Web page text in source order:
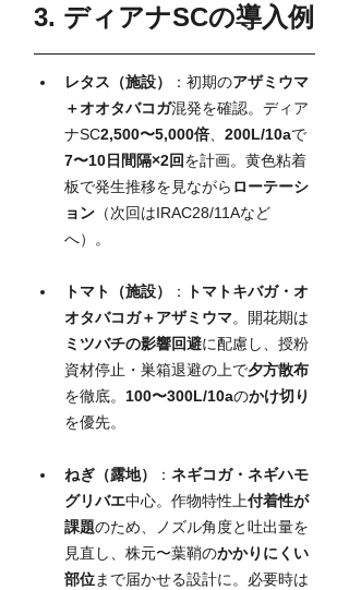
3. ディアナSCの導入例
レタス（施設） ：初期のアザミウマ
＋オオタバコガ混発を確認。ディア
ナSC2,500〜5,000倍、 200L/10aで
7〜10日間隔×2回を計画。黄色粘着
板で発生推移を見ながら ローテーシ
ョン （次回はIRAC28/11Aなど
へ）。
トマト（施設） ：
トマトキバガ・オ
オタバコガ＋アザミウマ。開花期は
ミツバチの影響回避に配慮し、授粉
資材停止・巣箱退避の上で夕方散布
を徹底。 100〜300L/10aのかけ切り
を優先。
ねぎ（露地） ： ネギコガ・ネギハモ
グリバエ中心。作物特性上付着性が
課題のため、ノズル角度と吐出量を
見直し、株元〜葉鞘のかかりにくい
部位まで届かせる設計に。必要時は